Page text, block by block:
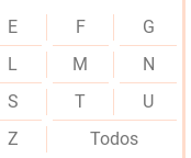
E F
G
L M
N
S T
U
Z Todos